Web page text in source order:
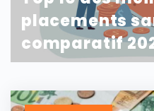
placements
comparatif